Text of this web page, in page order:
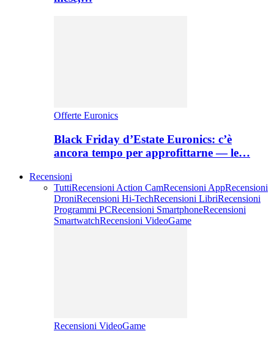
Offerte Euronics
Black Friday d’Estate Euronics: c’è
ancora tempo per approfittarne — le…
Recensioni
TuttiRecensioni Action CamRecensioni AppRecensioni
DroniRecensioni Hi-TechRecensioni LibriRecensioni
Programmi PCRecensioni SmartphoneRecensioni
SmartwatchRecensioni VideoGame
Recensioni VideoGame